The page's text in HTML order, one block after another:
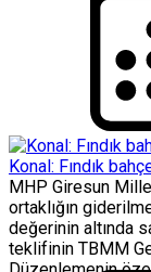
Konal: Fındık
MHP Giresun
ortaklığın
değerinin altında
teklifinin TBMM